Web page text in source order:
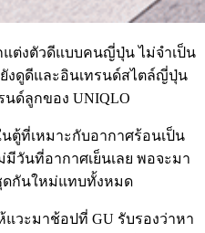
ต่งตัวดีแบบคนญี่ปุ่น ไม่จำเป็น
ยังดูดีและอินเทรนด์สไตล์ญี่ปุ่น
นด์ลูกของ UNIQLO
ตู้ที่เหมาะกับอากาศร้อนเป็น
วันที่อากาศเย็นเลย พอจะมา
ดกันใหม่แทบทั้งหมด
วะมาช้อปที่ GU รับรองว่าหา